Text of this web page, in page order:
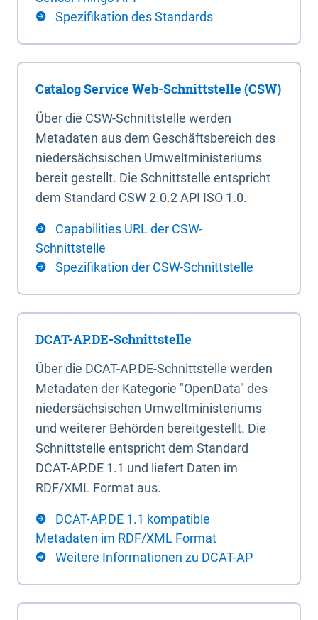
Spezifikation des Standards
Catalog Service Web-Schnittstelle (CSW)
Über die CSW-Schnittstelle werden
Metadaten aus dem Geschäftsbereich des
niedersächsischen Umweltministeriums
bereit gestellt. Die Schnittstelle entspricht
dem Standard CSW 2.0.2 API ISO 1.0.
Capabilities URL der CSW-
Schnittstelle
Spezifikation der CSW-Schnittstelle
DCAT-AP.DE-Schnittstelle
Über die DCAT-AP.DE-Schnittstelle werden
Metadaten der Kategorie "OpenData" des
niedersächsischen Umweltministeriums
und weiterer Behörden bereitgestellt. Die
Schnittstelle entspricht dem Standard
DCAT-AP.DE 1.1 und liefert Daten im
RDF/XML Format aus.
DCAT-AP.DE 1.1 kompatible
Metadaten im RDF/XML Format
Weitere Informationen zu DCAT-AP